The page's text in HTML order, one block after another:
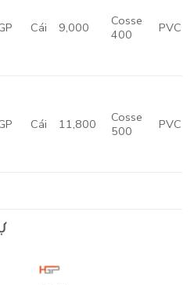
Cái 9,000
Cosse
400
PVC
Cái 11,800
Cosse
500
PVC